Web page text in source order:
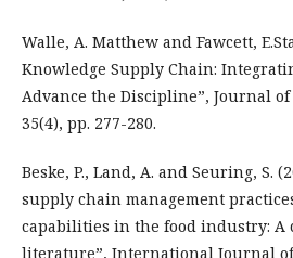
Walle, A. Matthew and Fawcett,
Knowledge Supply Chain:
Advance the Discipline”, Journal
35(4), pp. 277-280.
Beske, P., Land, A. and Seuring, S.
supply chain management
capabilities in the food industry: A
literature”, International Journal